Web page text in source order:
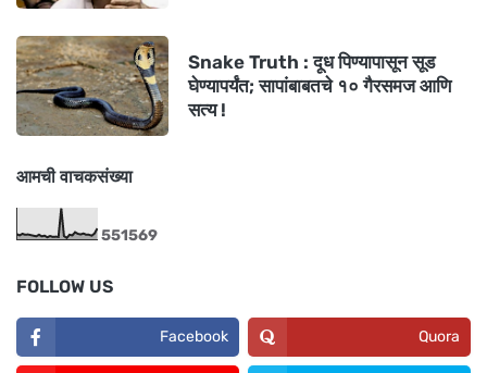
Snake Truth : दूध पिण्यापासून सूड
घेण्यापर्यंत; सापांबाबतचे १० गैरसमज आणि
सत्य !
आमची वाचकसंख्या
551569
FOLLOW US
Facebook Quora